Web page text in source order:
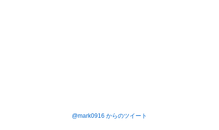
@mark0916 からのツイート